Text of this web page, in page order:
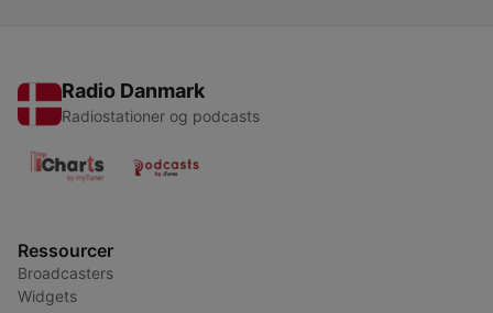
Radio Danmark
Radiostationer og podcasts
Ressourcer
Broadcasters
Widgets